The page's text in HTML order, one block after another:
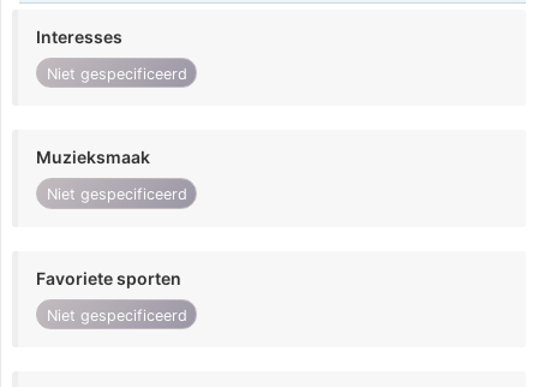
Interesses
Niet gespecificeerd
Muzieksmaak
Niet gespecificeerd
Favoriete sporten
Niet gespecificeerd